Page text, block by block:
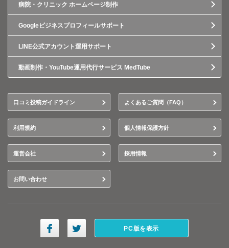
病院・クリニック ホームページ制作
Googleビジネスプロフィールサポート
LINE公式アカウント運用サポート
動画制作・YouTube運用代行サービス MedTube
口コミ投稿ガイドライン よくあるご質問（FAQ）
利用規約 個人情報保護方針
運営会社 採用情報
お問い合わせ
PC版を表示